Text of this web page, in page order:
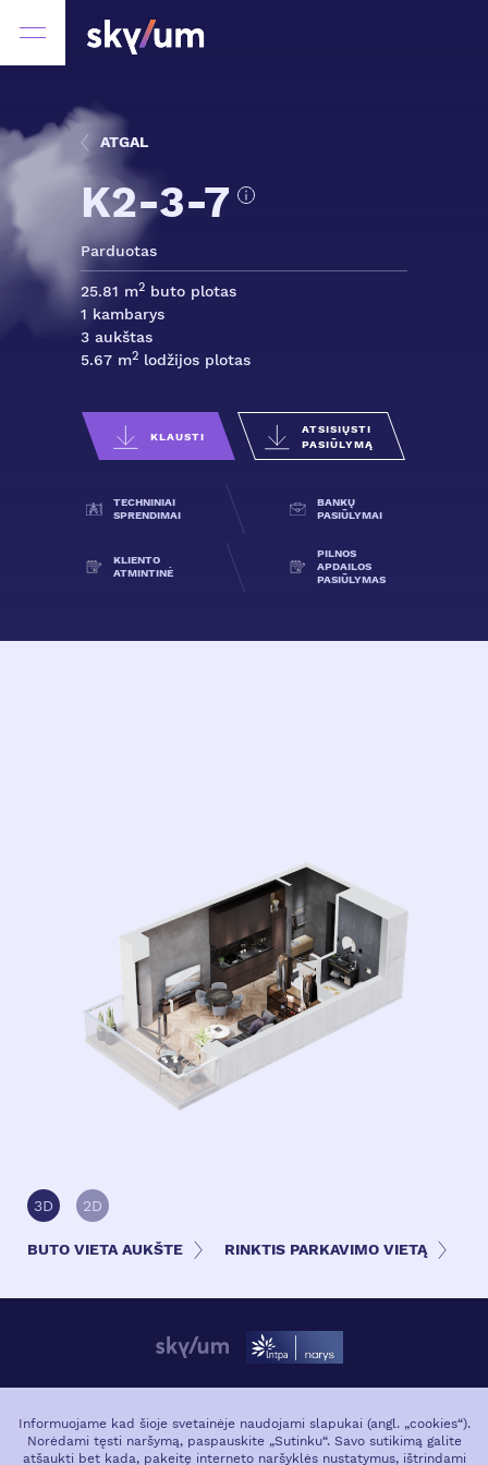
ATGAL
K2-3-7
Parduotas
25.81 m2 buto plotas
1 kambarys
3 aukštas
5.67 m2 lodžijos plotas
KLAUSTI
ATSISIŲSTI
PASIŪLYMĄ
TECHNINIAI
SPRENDIMAI
BANKŲ
PASIŪLYMAI
KLIENTO
ATMINTINĖ
PILNOS
APDAILOS
PASIŪLYMAS
3D 2D
BUTO VIETA AUKŠTE RINKTIS PARKAVIMO VIETĄ
VIETA MIESTE
GALERIJA
Informuojame kad šioje svetainėje naudojami slapukai (angl. „cookies“).
Norėdami tęsti naršymą, paspauskite „Sutinku“. Savo sutikimą galite
atšaukti bet kada, pakeitę interneto naršyklės nustatymus, ištrindami